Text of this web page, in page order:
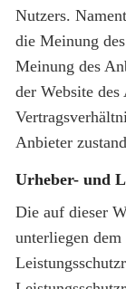
Nutzers.
die Meinung
Meinung des
der Website
Anbieter
Urheber- und
Die auf dieser
unterliegen dem